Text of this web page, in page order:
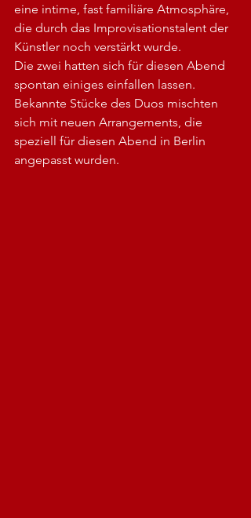
eine intime, fast familiäre Atmosphäre,
die durch das Improvisationstalent der
Künstler noch verstärkt wurde.
Die zwei hatten sich für diesen Abend
spontan einiges einfallen lassen.
Bekannte Stücke des Duos mischten
sich mit neuen Arrangements, die
speziell für diesen Abend in Berlin
angepasst wurden.